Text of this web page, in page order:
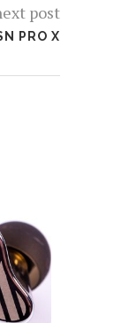
post
PRO X